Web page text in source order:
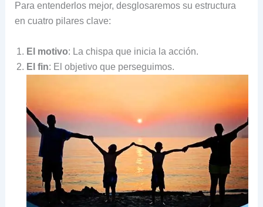
Para entenderlos mejor, desglosaremos su estructura
en cuatro pilares clave:
El motivo: La chispa que inicia la acción.
El fin: El objetivo que perseguimos.